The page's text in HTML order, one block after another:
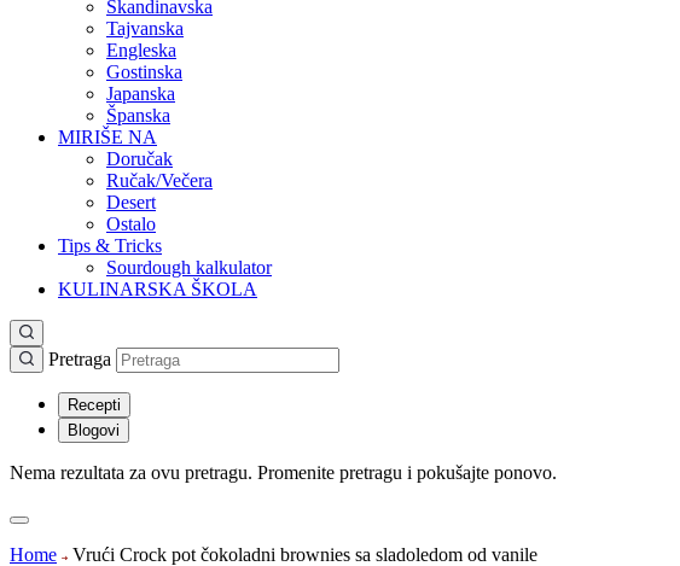
Skandinavska
Tajvanska
Engleska
Gostinska
Japanska
Španska
MIRIŠE NA
Doručak
Ručak/Večera
Desert
Ostalo
Tips & Tricks
Sourdough kalkulator
KULINARSKA ŠKOLA
Pretraga
Recepti
Blogovi
Nema rezultata za ovu pretragu. Promenite pretragu i pokušajte ponovo.
Home
Vrući Crock pot čokoladni brownies sa sladoledom od vanile